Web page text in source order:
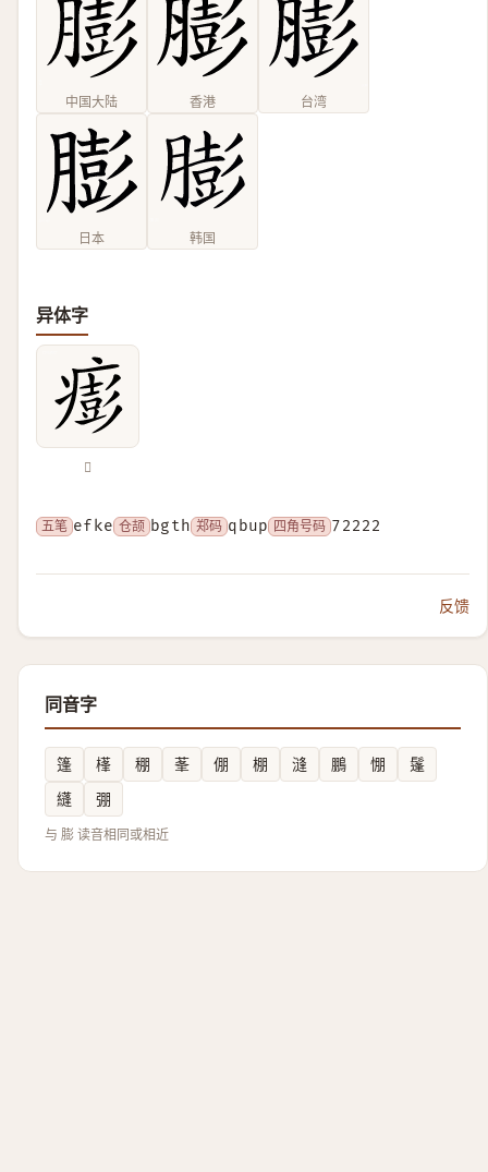
中国大陆 香港 台湾
日本 韩国
异体字
𤺬
五笔 efke 仓颉 bgth 郑码 qbup 四角号码 72222
反馈
同音字
篷 樥 稝 莑 倗 棚 漨 鵬 㥊
鬔
纄
弸
与 膨 读音相同或相近